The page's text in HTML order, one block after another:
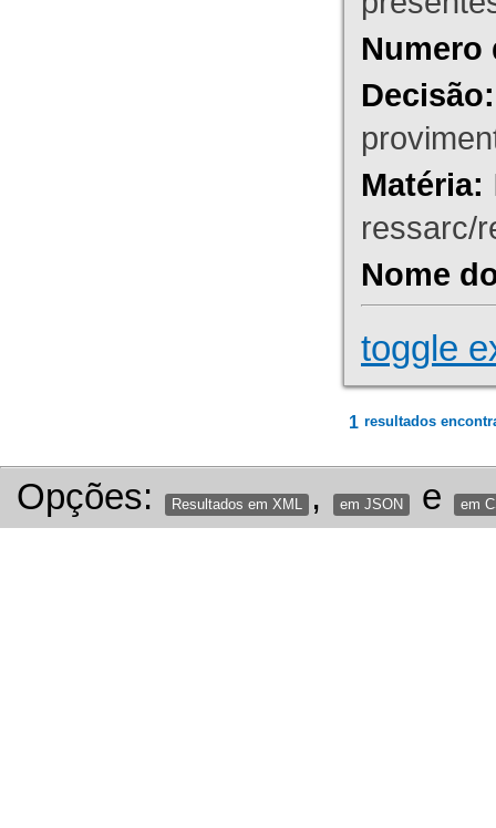
Numero
Decisão:
Matéria:
ressarc/
Nome
toggle
1 resultados
Opções: Resultados em XML , em JSON e em